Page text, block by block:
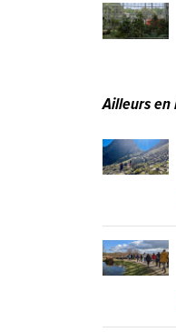
Ailleurs en